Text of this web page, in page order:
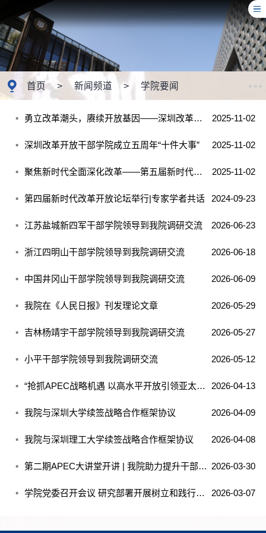
首页 > 新闻频道 > 学院要闻
2025-11-02
勇立改革潮头，赓续开放基因——深圳改革开放干部学院五周年记
2025-11-02
深圳改革开放干部学院成立五周年“十件大事”
2025-11-02
聚焦新时代全面深化改革——第五届新时代改革开放论坛举行
2024-09-23
第四届新时代改革开放论坛举行|专家学者共话
“进一步全面深化改革与推进中国式现代化” 2026-06-23
江苏盐城新四军干部学院领导到我院调研交流
2026-06-18
浙江四明山干部学院领导到我院调研交流
2026-06-09
中国井冈山干部学院领导到我院调研交流
2026-05-29
我院在《人民日报》刊发理论文章
2026-05-27
吉林杨靖宇干部学院领导到我院调研交流
2026-05-12
小平干部学院领导到我院调研交流
2026-04-13
“抢抓APEC战略机遇 以高水平开放引领亚太共同体建设”专题研讨会暨前海学术沙龙在深举办
2026-04-09
我院与深圳大学续签战略合作框架协议
2026-04-08
我院与深圳理工大学续签战略合作框架协议
2026-03-30
第二期APEC大讲堂开讲 | 我院助力提升干部服务保障APEC会议能力
2026-03-07
学院党委召开会议 研究部署开展树立和践行正确政绩观学习教育工作